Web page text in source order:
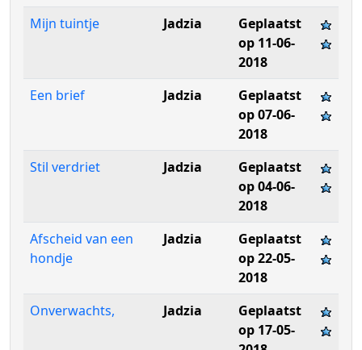
Mijn tuintje
Jadzia
Geplaatst
op 11-06-
2018
Een brief
Jadzia
Geplaatst
op 07-06-
2018
Stil verdriet
Jadzia
Geplaatst
op 04-06-
2018
Afscheid van een
hondje
Jadzia
Geplaatst
op 22-05-
2018
Onverwachts,
Jadzia
Geplaatst
op 17-05-